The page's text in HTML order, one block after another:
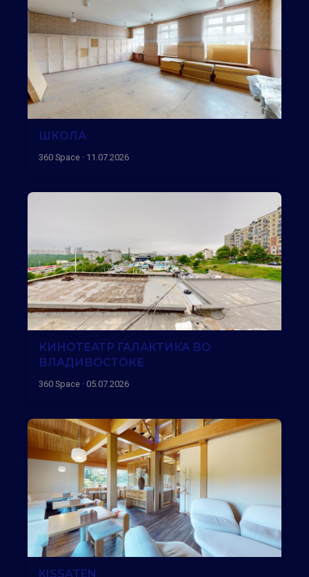
ШКОЛА
360 Space · 11.07.2026
КИНОТЕАТР ГАЛАКТИКА ВО
ВЛАДИВОСТОКЕ
360 Space · 05.07.2026
KISSATEN